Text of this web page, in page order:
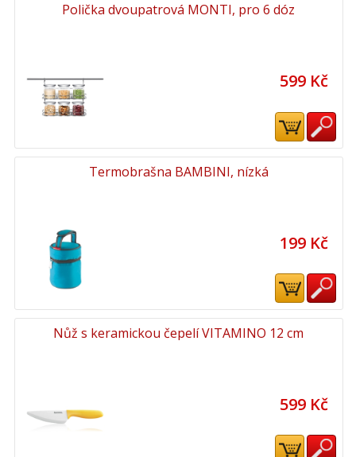
Polička dvoupatrová MONTI, pro 6 dóz
599 Kč
Termobrašna BAMBINI, nízká
199 Kč
Nůž s keramickou čepelí VITAMINO 12 cm
599 Kč